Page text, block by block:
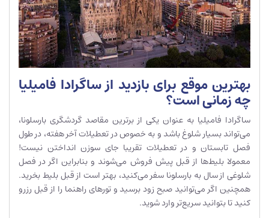
بهترین موقع برای بازدید از ساگرادا فامیلیا
چه زمانی است؟
ساگرادا فامیلیا به عنوان یکی از برترین مقاصد گردشگری بارسلونا،
می‌تواند بسیار شلوغ باشد و به خصوص در تعطیلات آخر هفته، در طول
فصل تابستان و در تعطیلات تقریبا جای سوزن انداختن نیست!
معمولا بلیط‌ها از قبل پیش فروش می‌شوند و بنابراین اگر در فصل
شلوغی از سال به بارسلونا سفر می‌کنید، بهتر است از قبل بلیط بخرید.
همچنین اگر می‌توانید صبح زود برسید و تورهای راهنما را از قبل رزرو
کنید تا بتوانید سریع‌تر وارد شوید.